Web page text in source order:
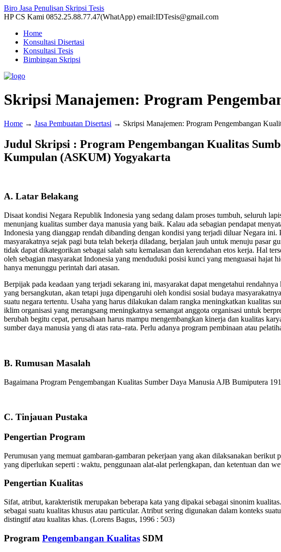
Biro Jasa Penulisan Skripsi Tesis
HP CS Kami 0852.25.88.77.47(WhatApp) email:IDTesis@gmail.com
Home
Konsultasi Disertasi
Konsultasi Tesis
Bimbingan Skripsi
Skripsi Manajemen: Program
Home → Jasa Pembuatan Disertasi → Skripsi Manajemen: Program Pengembangan
Judul Skripsi : Program Pengembangan Kualitas
Kumpulan (ASKUM) Yogyakarta
A. Latar Belakang
Disaat kondisi Negara Republik Indonesia yang sedang dalam proses tumbuh, seluruh
menunjang kualitas sumber daya manusia yang baik. Kalau ada sebagian pendapat
Indonesia yang dianggap rendah dibanding dengan kondisi yang terjadi diluar Negara
masyarakatnya sejak pagi buta telah bekerja diladang, berjalan jauh untuk menuju pasar
tidak dapat dikategorikan sebagai salah satu kemalasan dan kerendahan etos kerja. Hal
oleh sebagian masyarakat Indonesia yang menduduki posisi kunci yang menguasai hajat
hanya menunggu perintah dari atasan.
Berpijak pada keadaan yang terjadi sekarang ini, masyarakat dapat mengetahui
yang bersangkutan, akan tetapi juga dipengaruhi oleh kondisi sosial budaya
suatu negara tertentu. Usaha yang harus dilakukan dalam rangka meningkatkan kualitas
iklim organisasi yang merangsang meningkatnya semangat anggota organisasi untuk
berubah begitu cepat, perusahaan harus mampu mengembangkan kinerja dan kualitas
sumber daya manusia yang di atas rata–rata. Perlu adanya program pembinaan atau
B. Rumusan Masalah
Bagaimana Program Pengembangan Kualitas Sumber Daya Manusia AJB Bumiputera
C. Tinjauan Pustaka
Pengertian Program
Perumusan yang memuat gambaran-gambaran pekerjaan yang akan dilaksanakan
yang diperlukan seperti : waktu, penggunaan alat-alat perlengkapan, dan ketentuan dan
Pengertian Kualitas
Sifat, atribut, karakteristik merupakan beberapa kata yang dipakai sebagai sinonim
sebagai suatu kualitas khusus atau particular. Atribut sering digunakan dalam konteks
distingtif atau kualitas khas. (Lorens Bagus, 1996 : 503)
Program Pengembangan Kualitas SDM